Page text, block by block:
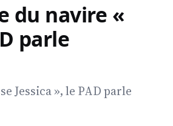
du navire «
parle
Jessica », le PAD parle